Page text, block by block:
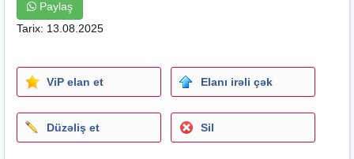
ünvanlanmışdır. Övladlarınızın istirahəti üçün geniş park,
meydança və oyun atraksiyonları mövcuddur. Binanın
keçir.
Xidmət haqqı 1% təşkil edir. Əlavə məlumat və mənzilə
baxış keçirmək üçün əlaqə saxlaya bilərsiniz.
Paylaş
Tarix: 13.08.2025
ViP elan et Elanı irəli çək
Düzəliş et Sil